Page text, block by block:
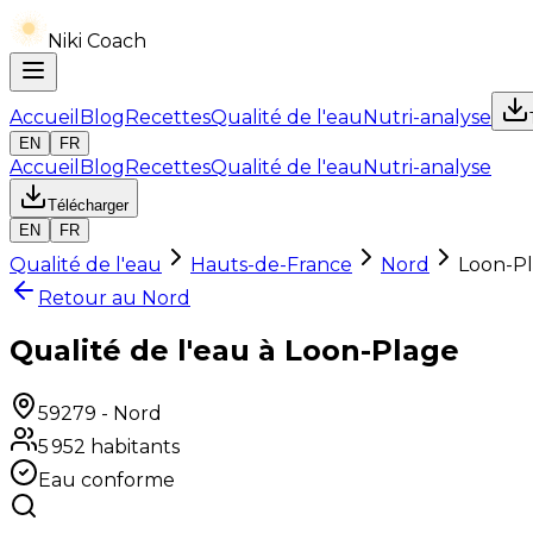
Niki Coach
Accueil BlogRecettesQualité de l'eauNutri-analyse
EN
FR
Accueil BlogRecettesQualité de l'eauNutri-analyse
Télécharger
EN
FR
Qualité de l'eau Hauts-de-France Nord Loon-
Retour au Nord
Qualité de l'eau à Loon-Plage
59279 - Nord
5 952 habitants
Eau conforme